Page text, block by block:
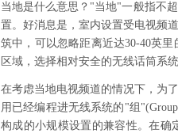
当地是什么意思？"当地"一般指不
置。好消息是，室内设置受电视频
筑中，可以忽略距离近达30-40英
区域，选择相对安全的无线话筒系
在考虑当地电视频道的情况下，为
用已经编程进无线系统的"组
构成的小规模设置的兼容性。在确